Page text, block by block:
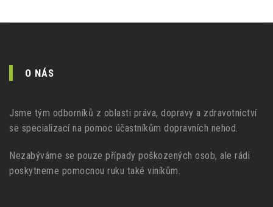
O NÁS
Jsme tým odborníků z oblasti práva, dopravy a zdravotnictví
se specializací na pomoc účastníkům dopravních nehod.
Nezabýváme se pouze případy poškozených osob, ale rádi
poskytneme pomocnou ruku také viníkům.